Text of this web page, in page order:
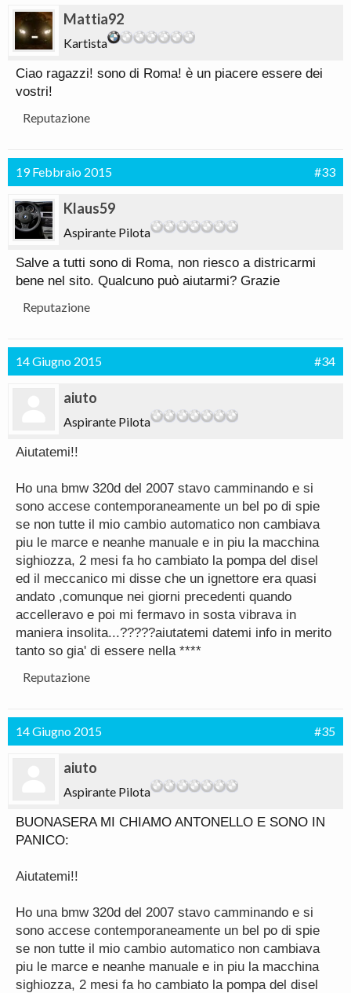
Mattia92
Kartista
Ciao ragazzi! sono di Roma! è un piacere essere dei
vostri!
Reputazione
19 Febbraio 2015 #33
Klaus59
Aspirante Pilota
Salve a tutti sono di Roma, non riesco a districarmi
bene nel sito. Qualcuno può aiutarmi? Grazie
Reputazione
14 Giugno 2015 #34
aiuto
Aspirante Pilota
Aiutatemi!!
Ho una bmw 320d del 2007 stavo camminando e si
sono accese contemporaneamente un bel po di spie
se non tutte il mio cambio automatico non cambiava
piu le marce e neanhe manuale e in piu la macchina
sighiozza, 2 mesi fa ho cambiato la pompa del disel
ed il meccanico mi disse che un ignettore era quasi
andato ,comunque nei giorni precedenti quando
accelleravo e poi mi fermavo in sosta vibrava in
maniera insolita...?????aiutatemi datemi info in merito
tanto so gia' di essere nella ****
Reputazione
14 Giugno 2015 #35
aiuto
Aspirante Pilota
BUONASERA MI CHIAMO ANTONELLO E SONO IN
PANICO:
Aiutatemi!!
Ho una bmw 320d del 2007 stavo camminando e si
sono accese contemporaneamente un bel po di spie
se non tutte il mio cambio automatico non cambiava
piu le marce e neanhe manuale e in piu la macchina
sighiozza, 2 mesi fa ho cambiato la pompa del disel